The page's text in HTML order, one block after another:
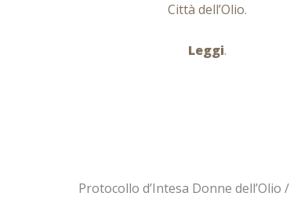
Città dell’Olio.
Leggi.
Protocollo d’Intesa Donne dell’Olio /